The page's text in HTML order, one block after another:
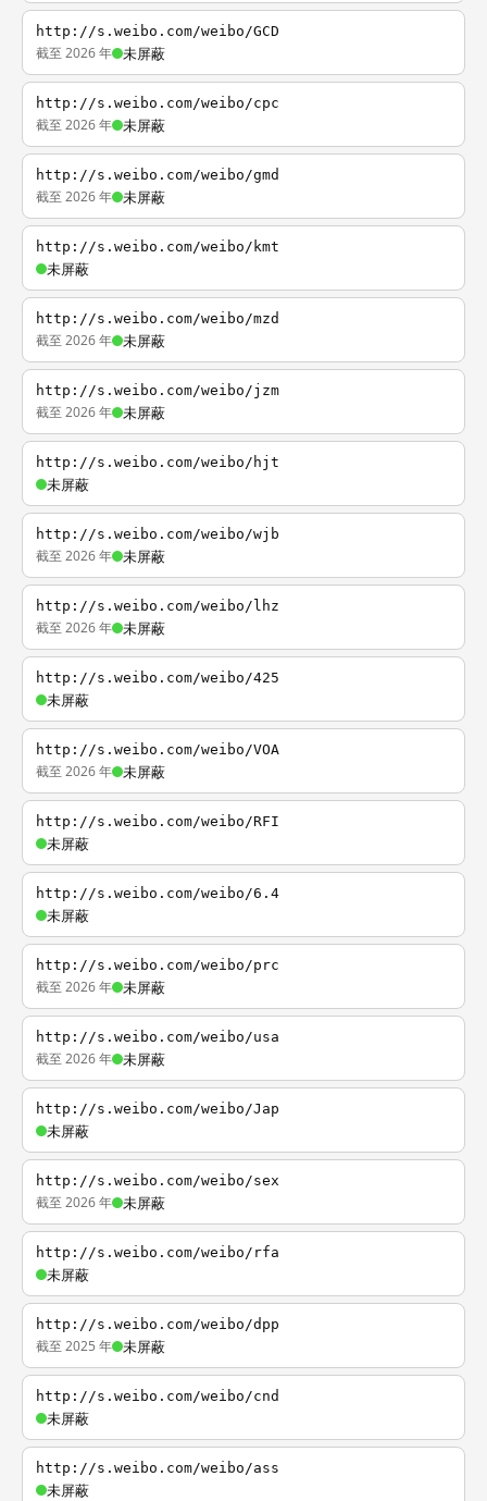
http://s.weibo.com/weibo/GCD
截至 2026 年 未屏蔽
http://s.weibo.com/weibo/cpc
截至 2026 年 未屏蔽
http://s.weibo.com/weibo/gmd
截至 2026 年 未屏蔽
http://s.weibo.com/weibo/kmt
未屏蔽
http://s.weibo.com/weibo/mzd
截至 2026 年 未屏蔽
http://s.weibo.com/weibo/jzm
截至 2026 年 未屏蔽
http://s.weibo.com/weibo/hjt
未屏蔽
http://s.weibo.com/weibo/wjb
截至 2026 年 未屏蔽
http://s.weibo.com/weibo/lhz
截至 2026 年 未屏蔽
http://s.weibo.com/weibo/425
未屏蔽
http://s.weibo.com/weibo/VOA
截至 2026 年 未屏蔽
http://s.weibo.com/weibo/RFI
未屏蔽
http://s.weibo.com/weibo/6.4
未屏蔽
http://s.weibo.com/weibo/prc
截至 2026 年 未屏蔽
http://s.weibo.com/weibo/usa
截至 2026 年 未屏蔽
http://s.weibo.com/weibo/Jap
未屏蔽
http://s.weibo.com/weibo/sex
截至 2026 年 未屏蔽
http://s.weibo.com/weibo/rfa
未屏蔽
http://s.weibo.com/weibo/dpp
截至 2025 年 未屏蔽
http://s.weibo.com/weibo/cnd
未屏蔽
http://s.weibo.com/weibo/ass
未屏蔽